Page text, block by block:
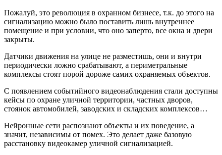
Пожалуй, это революция в охранном бизнесе, т.к. до этого на
сигнализацию можно было поставить лишь внутреннее
помещение и при условии, что оно заперто, все окна и двери
закрыты.
Датчики движения на улице не разместишь, они и внутри
периодически ложно срабатывают, а периметральные
комплексы стоят порой дороже самих охраняемых объектов.
С появлением событийного видеонаблюдения стали доступны
кейсы по охране уличной территории, частных дворов,
стоянок автомобилей, заводских и складских комплексов…
Нейронные сети распознают объекты и их поведение, а
значит, независимы от помех. Это делает даже базовую
расстановку видеокамер уличной сигнализацией.